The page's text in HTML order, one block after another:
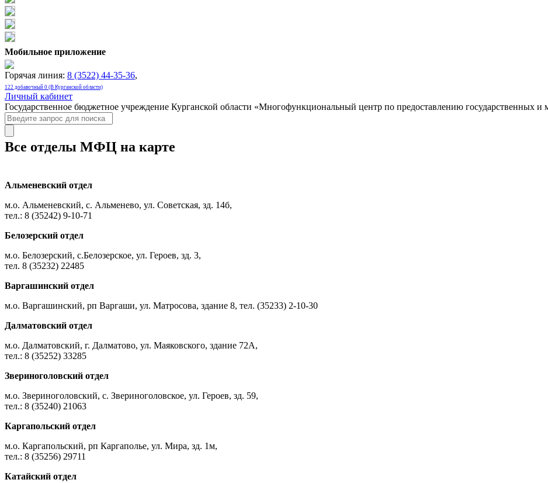
Мобильное приложение
Горячая линия: 8 (3522) 44-35-36,
122 добавочный 0 (В Курганской области)
Личный кабинет
Государственное бюджетное учреждение Курганской области «Многофункциональный центр по предоставлению государственных и
Все отделы МФЦ на карте
Альменевский отдел
м.о. Альменевский, с. Альменево, ул. Советская, зд. 14б,
тел.: 8 (35242) 9-10-71
Белозерский отдел
м.о. Белозерский, с.Белозерское, ул. Героев, зд. 3,
тел. 8 (35232) 22485
Варгашинский отдел
м.о. Варгашинский, рп Варгаши, ул. Матросова, здание 8, тел. (35233) 2-10-30
Далматовский отдел
м.о. Далматовский, г. Далматово, ул. Маяковского, здание 72А,
тел.: 8 (35252) 33285
Звериноголовский отдел
м.о. Звериноголовский, с. Звериноголовское, ул. Героев, зд. 59,
тел.: 8 (35240) 21063
Каргапольский отдел
м.о. Каргапольский, рп Каргаполье, ул. Мира, зд. 1м,
тел.: 8 (35256) 29711
Катайский отдел